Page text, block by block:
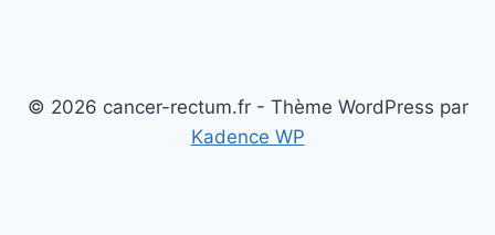
EN
AVANCÉES
© 2026 cancer-rectum.fr - Thème WordPress par
Kadence WP